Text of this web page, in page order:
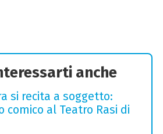
anche
si recita a soggetto:
comico al Teatro Rasi di